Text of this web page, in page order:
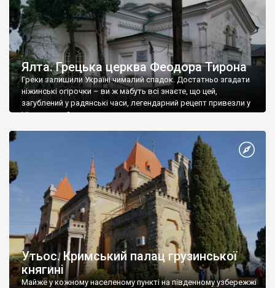
Ялта. Грецька церква Феодора Тирона
Греки залишили Україні чималий спадок. Достатньо згадати
ніжинські огірочки – ви ж мабуть всі знаєте, що цей,
загублений у радянські часи, легендарний рецепт привезли у
Ніжин греки?
Утьос. Кримський палац грузинської
княгині
Майже у кожному населеному пункті на південному узбережжі